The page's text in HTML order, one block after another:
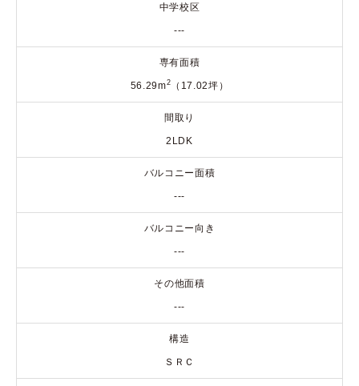
中学校区
---
専有面積
56.29m2 （17.02坪）
間取り
2LDK
バルコニー面積
---
バルコニー向き
---
その他面積
---
構造
ＳＲＣ